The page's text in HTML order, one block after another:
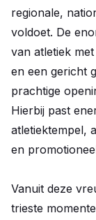
regionale,
voldoet. De
van atletiek
en een gericht
prachtige
Hierbij past
atletiektempel,
en
Vanuit deze
trieste